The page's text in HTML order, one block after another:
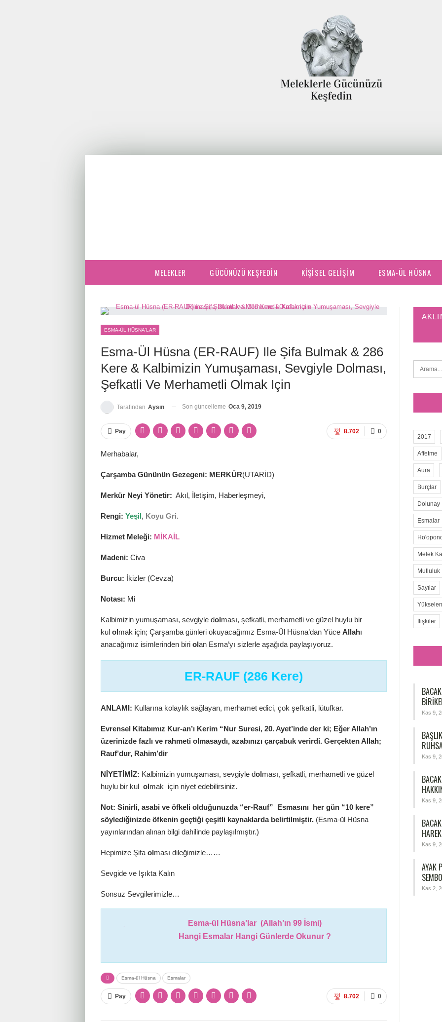
MELEKLER GÜCÜNÜZÜ KEŞFEDIN KIŞISEL GELIŞIM ESMA-ÜL HÜSNA
ESMA-ÜL HÜSNA'LAR
Esma-Ül Hüsna (ER-RAUF) Ile Şifa Bulmak & 286
Kere & Kalbimizin Yumuşaması, Sevgiyle Dolması,
Şefkatli Ve Merhametli Olmak Için
Tarafından Aysın Son güncelleme Oca 9, 2019
0
8.702
Pay
Merhabalar,
Çarşamba Gününün Gezegeni: MERKÜR(UTARİD)
Merkür Neyi Yönetir: Akıl, İletişim, Haberleşmeyi,
Rengi: Yeşil, Koyu Gri.
Hizmet Meleği: MİKAİL
Madeni: Civa
Burcu: İkizler (Cevza)
Notası: Mi
Kalbimizin yumuşaması, sevgiyle dolması, şefkatli, merhametli ve güzel huylu bir
kul olmak için; Çarşamba günleri okuyacağımız Esma-Ül Hüsna’dan Yüce Allahı
anacağımız isimlerinden biri olan Esma’yı sizlerle aşağıda paylaşıyoruz.
ER-RAUF (286 Kere)
ANLAMI: Kullarına kolaylık sağlayan, merhamet edici, çok şefkatli, lütufkar.
Evrensel Kitabımız Kur-an’ı Kerim “Nur Suresi, 20. Ayet’inde der ki; Eğer Allah’ın
üzerinizde fazlı ve rahmeti olmasaydı, azabınızı çarçabuk verirdi. Gerçekten Allah;
Rauf’dur, Rahim’dir
NİYETİMİZ: Kalbimizin yumuşaması, sevgiyle dolması, şefkatli, merhametli ve güzel
huylu bir kul olmak için niyet edebilirsiniz.
Not: Sinirli, asabi ve öfkeli olduğunuzda “er-Rauf” Esmasını her gün “10 kere”
söylediğinizde öfkenin geçtiği çeşitli kaynaklarda belirtilmiştir. (Esma-ül Hüsna
yayınlarından alınan bilgi dahilinde paylaşılmıştır.)
Hepimize Şifa olması dileğimizle……
Sevgide ve Işıkta Kalın
Sonsuz Sevgilerimizle…
Esma-ül Hüsna’lar (Allah’ın 99 İsmi)
Hangi Esmalar Hangi Günlerde Okunur ?
Esma-ül Hüsna Esmalar
0
8.702
Pay
2017
Affetme
Aura
Burçlar
Dolunay
Esmalar
Melek
Mutluluk
Sayılar
İlişkiler
Kas 9,
Kas 9,
Kas 9,
Kas 9,
AYAK
Kas 2,